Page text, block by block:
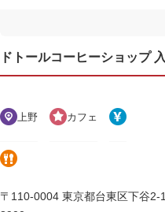
ドトールコーヒーショップ
上野 カフェ
〒110-0004 東京都台東区下谷